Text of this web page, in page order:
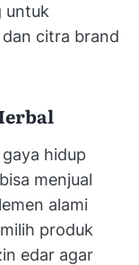
untuk
citra brand
hidup
menjual
alami
produk
edar agar